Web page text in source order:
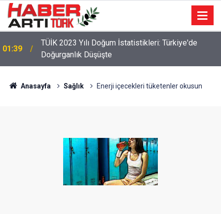
22:47 16 Maddelik Maden Kanunu Teklif Kabul Edildi
Anasayfa Sağlık Enerji içecekleri tüketenler okusun